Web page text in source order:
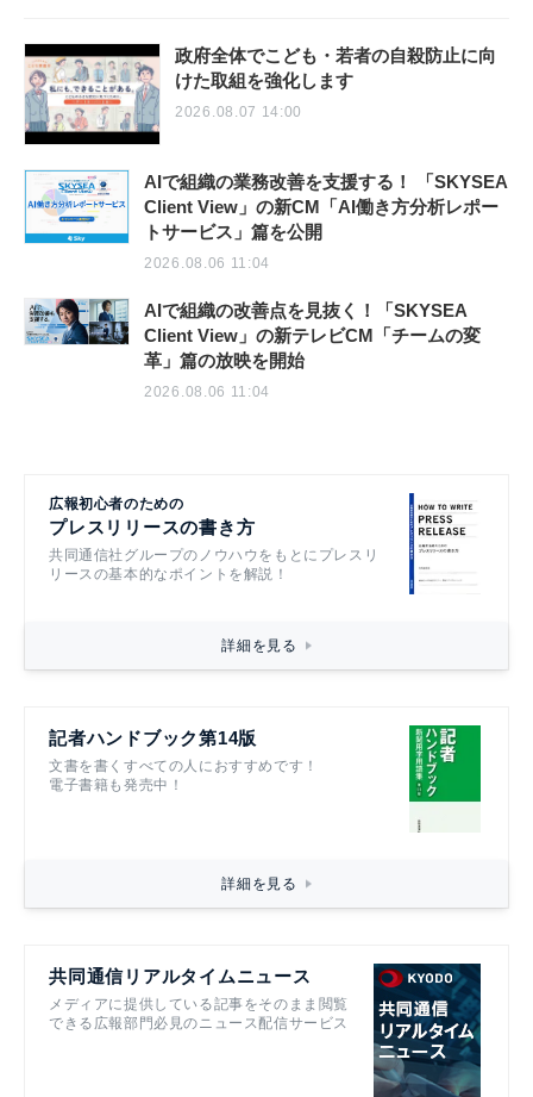
政府全体でこども・若者の自殺防止に向
けた取組を強化します
2026.08.07 14:00
AIで組織の業務改善を支援する！ 「SKYSEA
Client View」の新CM「AI働き方分析レポー
トサービス」篇を公開
2026.08.06 11:04
AIで組織の改善点を見抜く！「SKYSEA
Client View」の新テレビCM「チームの変
革」篇の放映を開始
2026.08.06 11:04
広報初心者のための
プレスリリースの書き方
共同通信社グループのノウハウをもとにプレスリ
リースの基本的なポイントを解説！
詳細を見る
記者ハンドブック第14版
文書を書くすべての人におすすめです！
電子書籍も発売中！
詳細を見る
共同通信リアルタイムニュース
メディアに提供している記事をそのまま閲覧
できる広報部門必見のニュース配信サービス